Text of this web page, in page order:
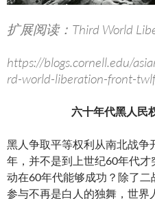
扩展阅读：Third World
https://blogs.cornell.edu/
rd-world-liberation-front-
六十年代黑人民
黑人争取平等权利从南北战争
年，并不是到上世纪60年代
动在60年代能够成功？除了
参与不再是白人的独舞，世界